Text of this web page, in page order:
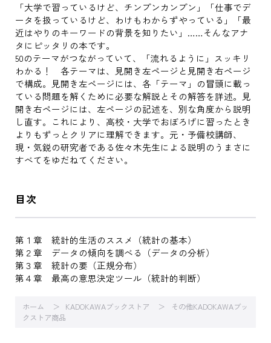
「大学で習っているけど、チンプンカンプン」「仕事でデ
ータを扱っているけど、わけもわからずやっている」「最
近はやりのキーワードの背景を知りたい」……そんなアナ
タにピッタリの本です。
50のテーマがつながっていて、「流れるように」スッキリ
わかる！ 各テーマは、見開き左ページと見開き右ページ
で構成。見開き左ページには、各「テーマ」の冒頭に載っ
ている問題を解くために必要な解説とその解答を詳述。見
開き右ページには、左ページの記述を、別な角度から説明
し直す。これにより、高校・大学でおぼろげに習ったとき
よりもずっとクリアに理解できます。元・予備校講師、
現・気鋭の研究者である佐々木先生による説明のうまさに
すべてをゆだねてください。
目次
第１章 統計的生活のススメ（統計の基本）
第２章 データの傾向を調べる（データの分析）
第３章 統計の要（正規分布）
第４章 最高の意思決定ツール（統計的判断）
ホーム KADOKAWAブックストア
その他KADOKAWAブッ
クストア商品